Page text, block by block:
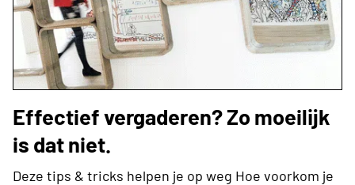
Effectief vergaderen? Zo moeilijk
is dat niet.
Deze tips & tricks helpen je op weg Hoe voorkom je